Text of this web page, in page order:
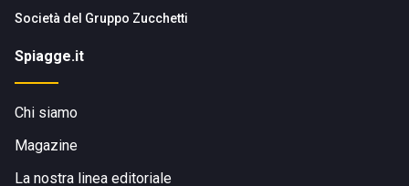
Società del Gruppo Zucchetti
Spiagge.it
Chi siamo
Magazine
La nostra linea editoriale